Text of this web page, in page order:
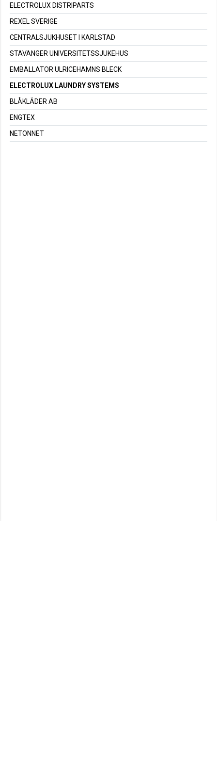
ELECTROLUX DISTRIPARTS
REXEL SVERIGE
CENTRALSJUKHUSET I KARLSTAD
STAVANGER UNIVERSITETSSJUKEHUS
EMBALLATOR ULRICEHAMNS BLECK
ELECTROLUX LAUNDRY SYSTEMS
BLÅKLÄDER AB
ENGTEX
NETONNET